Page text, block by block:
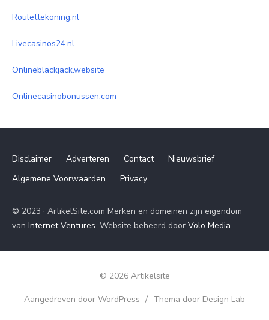
Roulettekoning.nl
Livecasinos24.nl
Onlineblackjack.website
Onlinecasinobonussen.com
Disclaimer Adverteren Contact
Nieuwsbrief
Algemene Voorwaarden
Privacy
© 2023 · ArtikelSite.com Merken en domeinen zijn eigendom
van Internet Ventures. Website beheerd door Volo Media.
© 2026 Artikelsite
Aangedreven door WordPress / Thema door Design Lab